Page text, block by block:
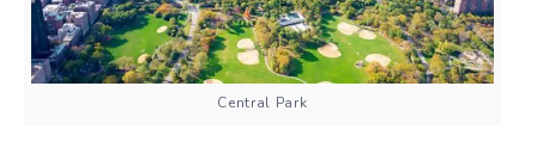
Central Park